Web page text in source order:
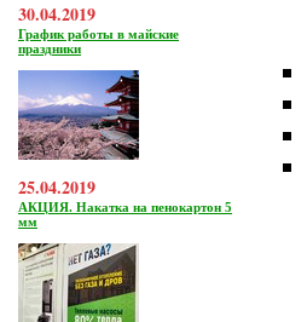
30.04.2019
График работы в майские
праздники
25.04.2019
АКЦИЯ. Накатка на пенокартон 5
мм